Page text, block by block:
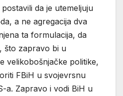
da je utemeljuju
a ne agregacija dva
ta formulacija, da
što zapravo bi u
velikobošnjačke politike,
FBiH u svojevrsnu
a. Zapravo i vodi BiH u